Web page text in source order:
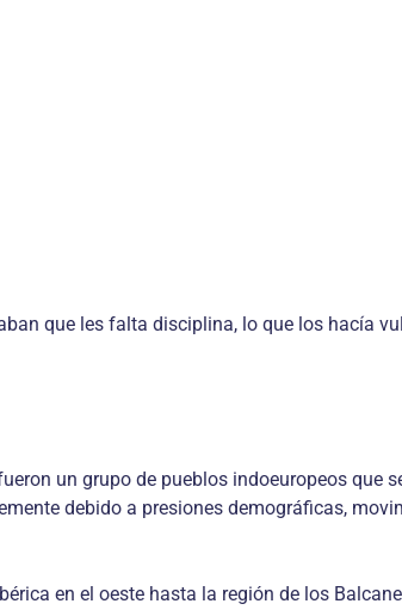
que les falta disciplina, lo que los hacía
un grupo de pueblos indoeuropeos que
debido a presiones demográficas,
en el oeste hasta la región de los